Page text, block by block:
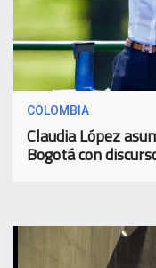
COLOMBIA
Claudia López
Bogotá con